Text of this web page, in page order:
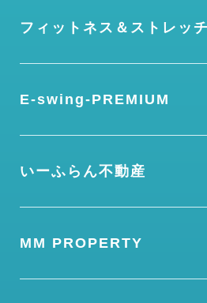
フィットネス＆ストレッチ
E-swing-PREMIUM
いーふらん不動産
MM PROPERTY